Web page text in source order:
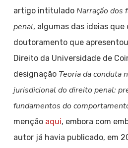
artigo intitulado Narração dos
penal, algumas das ideias
doutoramento que
Direito da Universidade de
designação Teoria da conduta
jurisdicional do direito penal:
fundamentos do
menção aqui, embora com
autor já havia publicado, em